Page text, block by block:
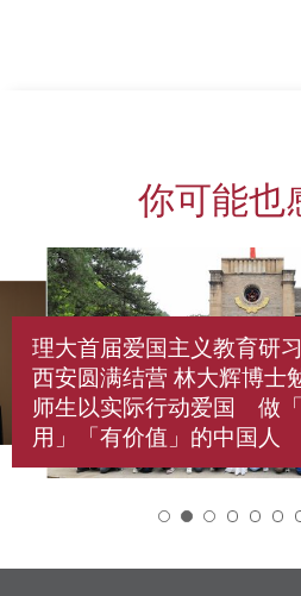
你可能也
理大首届爱国主义教育研
西安圆满结营 林大辉博士
师生以实际行动爱国 做
用」「有价值」的中国人